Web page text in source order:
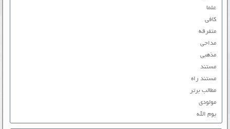
علما
کافی
متفرقه
مداحی
مذهبی
مستند
مستند راه
مطالب برتر
مولودی
یوم الله